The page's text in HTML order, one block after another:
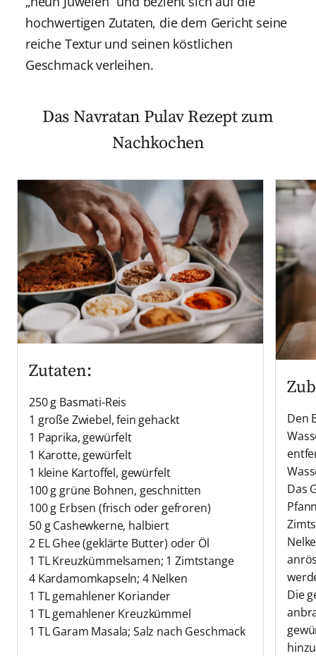
hochwertigen Zutaten, die dem Gericht seine
reiche Textur und seinen köstlichen
Geschmack verleihen.
Das Navratan Pulav Rezept zum
Nachkochen
Zutaten:
250 g Basmati-Reis
1 große Zwiebel, fein gehackt
1 Paprika, gewürfelt
1 Karotte, gewürfelt
1 kleine Kartoffel, gewürfelt
100 g grüne Bohnen, geschnitten
100 g Erbsen (frisch oder gefroren)
50 g Cashewkerne, halbiert
2 EL Ghee (geklärte Butter) oder Öl
1 TL Kreuzkümmelsamen; 1 Zimtstange
4 Kardamomkapseln; 4 Nelken
1 TL gemahlener Koriander
1 TL gemahlener Kreuzkümmel
1 TL Garam Masala; Salz nach Geschmack
Den
Das
Die